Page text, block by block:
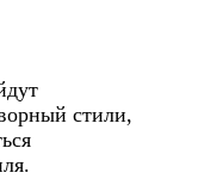
стили,